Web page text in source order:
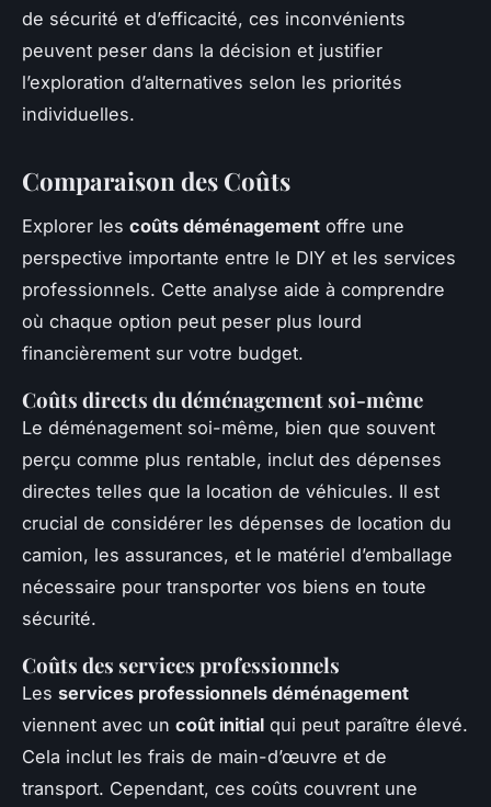
de sécurité et d’efficacité, ces inconvénients
peuvent peser dans la décision et justifier
l’exploration d’alternatives selon les priorités
individuelles.
Comparaison des Coûts
Explorer les coûts déménagement offre une
perspective importante entre le DIY et les services
professionnels. Cette analyse aide à comprendre
où chaque option peut peser plus lourd
financièrement sur votre budget.
Coûts directs du déménagement soi-même
Le déménagement soi-même, bien que souvent
perçu comme plus rentable, inclut des dépenses
directes telles que la location de véhicules. Il est
crucial de considérer les dépenses de location du
camion, les assurances, et le matériel d’emballage
nécessaire pour transporter vos biens en toute
sécurité.
Coûts des services professionnels
Les services professionnels déménagement
viennent avec un coût initial qui peut paraître élevé.
Cela inclut les frais de main-d’œuvre et de
transport. Cependant, ces coûts couvrent une